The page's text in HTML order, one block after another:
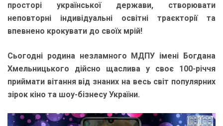
просторі української держави, створювати
неповторні індивідуальні освітні траєкторії та
впевнено крокувати до своїх мрій!
Сьогодні родина незламного МДПУ імені Богдана
Хмельницького дійсно щаслива у своє 100-річчя
приймати вітання від знаних на весь світ популярних
зірок кіно та шоу-бізнесу України.